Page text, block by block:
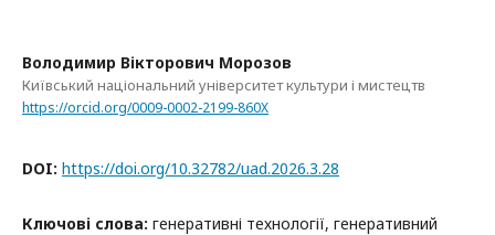
Володимир Вікторович Морозов
Київський національний університет культури і мистецтв
https://orcid.org/0009-0002-2199-860X
DOI: https://doi.org/10.32782/uad.2026.3.28
Ключові слова: генеративні технології, генеративний